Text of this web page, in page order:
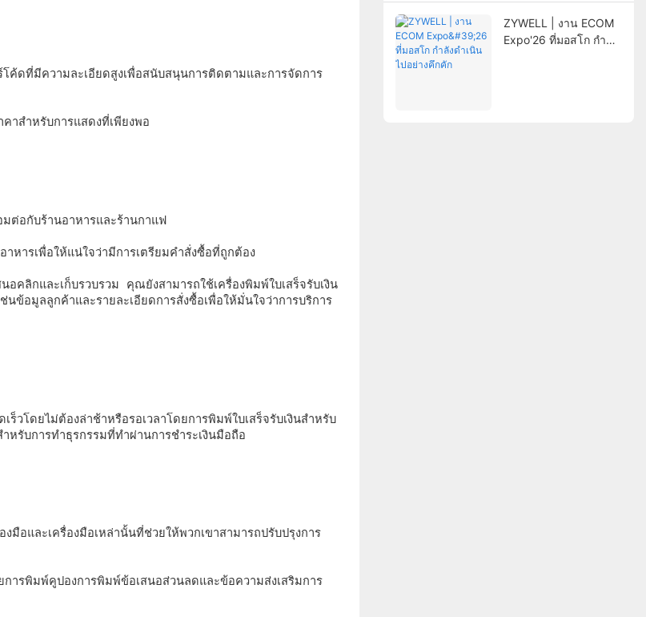
ค้ดที่มีความละเอียดสูงเพื่อสนับสนุนการติดตามและการจัดการ
ต่อกับร้านอาหารและร้านกาแฟ
ารเพื่อให้แน่ใจว่ามีการเตรียมคำสั่งซื้อที่ถูกต้อง
คลิกและเก็บรวบรวม คุณยังสามารถใช้เครื่องพิมพ์ใบเสร็จรับเงิน
ข้อมูลลูกค้าและรายละเอียดการสั่งซื้อเพื่อให้มั่นใจว่าการบริการ
วโดยไม่ต้องล่าช้าหรือรอเวลาโดยการพิมพ์ใบเสร็จรับเงินสำหรับ
รับการทำธุรกรรมที่ทำผ่านการชำระเงินมือถือ
อและเครื่องมือเหล่านั้นที่ช่วยให้พวกเขาสามารถปรับปรุงการ
ารพิมพ์คูปองการพิมพ์ข้อเสนอส่วนลดและข้อความส่งเสริมการ
ZYWELL | งาน ECOM
Expo'26 ที่มอสโก กำลัง